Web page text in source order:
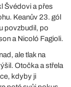
Švédovi a přes
Keanův 23. gól
povzbudil, po
a Nicoló Fagioli.
ale tlak na
Otočka a střela
kdyby ji